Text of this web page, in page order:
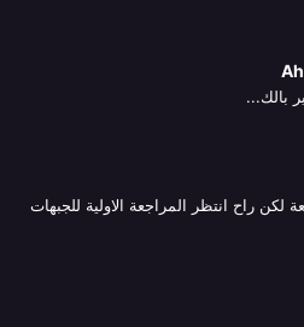
بالك...
لكن راح انتظر المراجعة الاولية للجبهات